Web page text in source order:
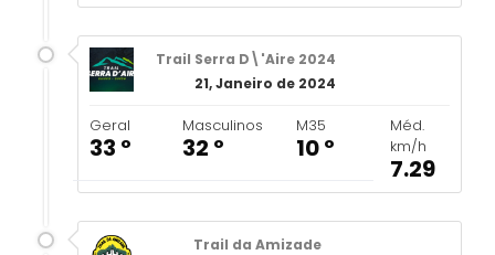
Trail Serra D\'Aire 2024
21, Janeiro de 2024
Geral
33 º
Masculinos
32 º
M35
10 º
Méd.
km/h
7.29
Trail da Amizade